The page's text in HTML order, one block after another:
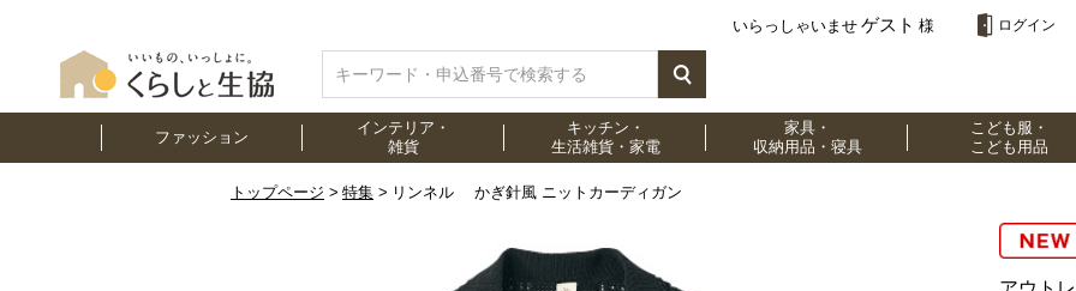
いらっしゃいませ ゲスト 様 ログイン
ファッション
インテリア・
雑貨
キッチン・
生活雑貨・家電
家具・
収納用品・寝具
こども服・
こども用品
トップページ 特集 リンネル かぎ針風 ニットカーディガン